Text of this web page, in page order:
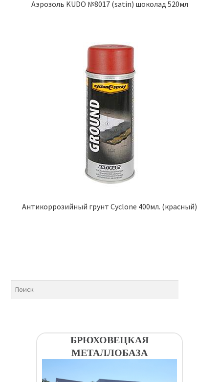
Аэрозоль KUDO №8017 (satin) шоколад 520мл
Антикоррозийный грунт Cyclone 400мл. (красный)
БРЮХОВЕЦКАЯ
МЕТАЛЛОБАЗА